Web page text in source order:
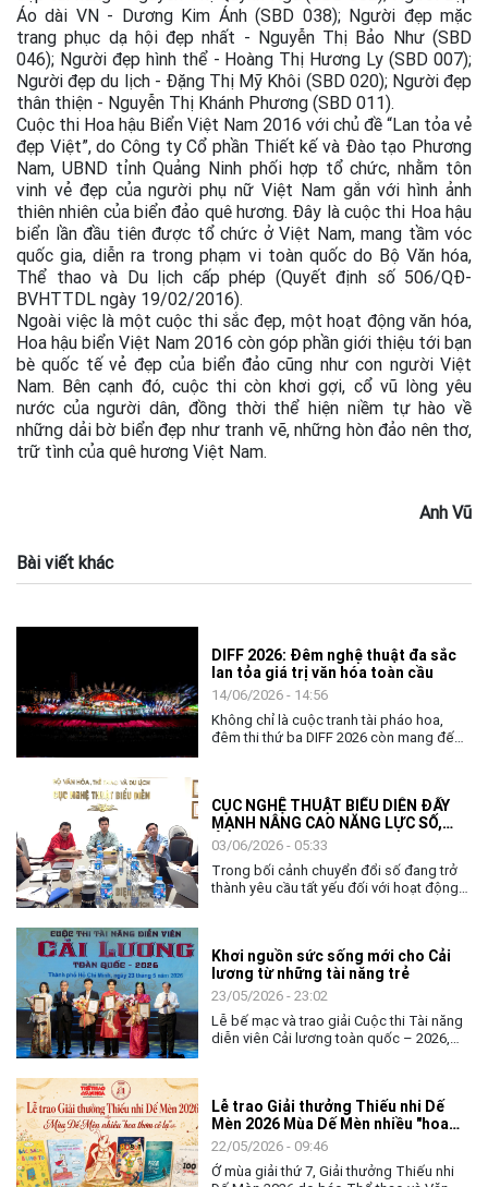
Áo dài VN - Dương Kim Ánh (SBD 038); Người đẹp mặc
trang phục dạ hội đẹp nhất - Nguyễn Thị Bảo Như (SBD
046); Người đẹp hình thể - Hoàng Thị Hương Ly (SBD 007);
Người đẹp du lịch - Đặng Thị Mỹ Khôi (SBD 020); Người đẹp
thân thiện - Nguyễn Thị Khánh Phương (SBD 011).
Cuộc thi Hoa hậu Biển Việt Nam 2016 với chủ đề “Lan tỏa vẻ
đẹp Việt”, do Công ty Cổ phần Thiết kế và Đào tạo Phương
Nam, UBND tỉnh Quảng Ninh phối hợp tổ chức, nhằm tôn
vinh vẻ đẹp của người phụ nữ Việt Nam gắn với hình ảnh
thiên nhiên của biển đảo quê hương. Đây là cuộc thi Hoa hậu
biển lần đầu tiên được tổ chức ở Việt Nam, mang tầm vóc
quốc gia, diễn ra trong phạm vi toàn quốc do Bộ Văn hóa,
Thể thao và Du lịch cấp phép (Quyết định số 506/QĐ-
BVHTTDL ngày 19/02/2016).
Ngoài việc là một cuộc thi sắc đẹp, một hoạt động văn hóa,
Hoa hậu biển Việt Nam 2016 còn góp phần giới thiệu tới bạn
bè quốc tế vẻ đẹp của biển đảo cũng như con người Việt
Nam. Bên cạnh đó, cuộc thi còn khơi gợi, cổ vũ lòng yêu
nước của người dân, đồng thời thể hiện niềm tự hào về
những dải bờ biển đẹp như tranh vẽ, những hòn đảo nên thơ,
trữ tình của quê hương Việt Nam.
Anh Vũ
Bài viết khác
DIFF 2026: Đêm nghệ thuật đa sắc
lan tỏa giá trị văn hóa toàn cầu
14/06/2026 - 14:56
Không chỉ là cuộc tranh tài pháo hoa,
đêm thi thứ ba DIFF 2026 còn mang đến
CỤC NGHỆ THUẬT BIỂU DIỄN ĐẨY
MẠNH NÂNG CAO NĂNG LỰC SỐ,
ỨNG DỤNG AI TRONG THỰC THI
CÔNG VỤ
03/06/2026 - 05:33
Trong bối cảnh chuyển đổi số đang trở
thành yêu cầu tất yếu đối với hoạt động
càng có ý nghĩa quan trọng. Với tinh thần
chủ động thích ứng và đổi mới, ngày
02/6, Cục Nghệ thuật biểu diễn đã tổ
chức chương trình tập huấn, bồi dưỡng
về chuyển đổi số và ứng dụng AI cho
toàn thể lãnh đạo, công chức và người
Khơi nguồn sức sống mới cho Cải
lương từ những tài năng trẻ
23/05/2026 - 23:02
Lễ bế mạc và trao giải Cuộc thi Tài năng
diễn viên Cải lương toàn quốc – 2026,
giữ và làm mới nghệ thuật Cải lương
trong đời sống đương đại.
Lễ trao Giải thưởng Thiếu nhi Dế
Mèn 2026 Mùa Dế Mèn nhiều "hoa
thơm cỏ lạ"
22/05/2026 - 09:46
Ở mùa giải thứ 7, Giải thưởng Thiếu nhi